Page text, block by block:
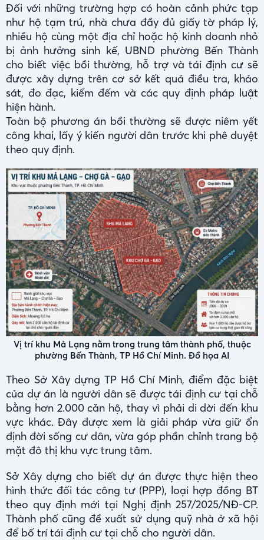
Đối với những trường hợp có hoàn cảnh phức tạp
như hộ tạm trú, nhà chưa đầy đủ giấy tờ pháp lý,
nhiều hộ cùng một địa chỉ hoặc hộ kinh doanh nhỏ
bị ảnh hưởng sinh kế, UBND phường Bến Thành
cho biết việc bồi thường, hỗ trợ và tái định cư sẽ
được xây dựng trên cơ sở kết quả điều tra, khảo
sát, đo đạc, kiểm đếm và các quy định pháp luật
hiện hành.
Toàn bộ phương án bồi thường sẽ được niêm yết
công khai, lấy ý kiến người dân trước khi phê duyệt
theo quy định.
Vị trí khu Mả Lạng nằm trong trung tâm thành phố, thuộc
phường Bến Thành, TP Hồ Chí Minh. Đồ họa AI
Theo Sở Xây dựng TP Hồ Chí Minh, điểm đặc biệt
của dự án là người dân sẽ được tái định cư tại chỗ
bằng hơn 2.000 căn hộ, thay vì phải di dời đến khu
vực khác. Đây được xem là giải pháp vừa giữ ổn
định đời sống cư dân, vừa góp phần chỉnh trang bộ
mặt đô thị khu vực trung tâm.
Sở Xây dựng cho biết dự án được thực hiện theo
hình thức đối tác công tư (PPP), loại hợp đồng BT
theo quy định mới tại Nghị định 257/2025/NĐ-CP.
Thành phố cũng đề xuất sử dụng quỹ nhà ở xã hội
để bố trí tái định cư tại chỗ cho người dân.